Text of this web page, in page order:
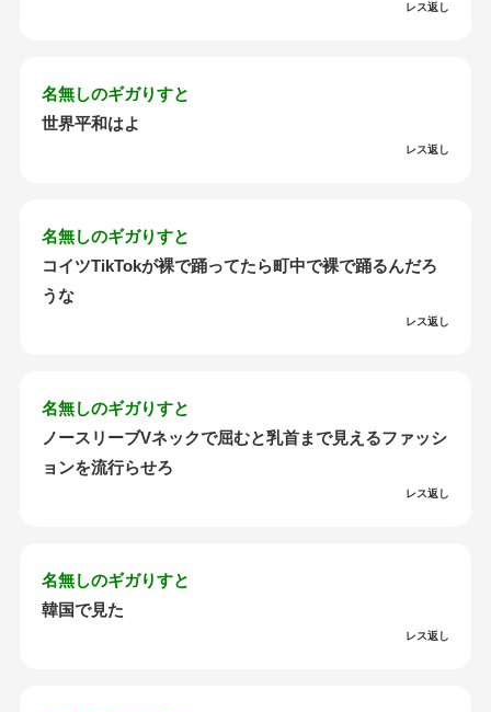
レス返し
名無しのギガりすと
世界平和はよ
レス返し
名無しのギガりすと
コイツTikTokが裸で踊ってたら町中で裸で踊るんだろ
うな
レス返し
名無しのギガりすと
ノースリーブVネックで屈むと乳首まで見えるファッシ
ョンを流行らせろ
レス返し
名無しのギガりすと
韓国で見た
レス返し